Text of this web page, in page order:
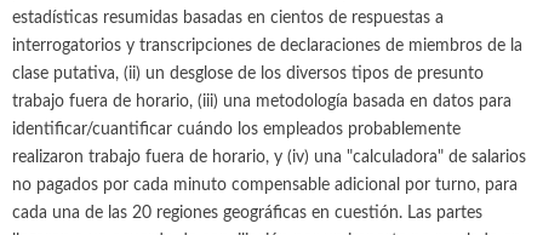
estadísticas resumidas basadas en cientos de respuestas a
interrogatorios y transcripciones de declaraciones de miembros de la
clase putativa, (ii) un desglose de los diversos tipos de presunto
trabajo fuera de horario, (iii) una metodología basada en datos para
identificar/cuantificar cuándo los empleados probablemente
realizaron trabajo fuera de horario, y (iv) una "calculadora" de salarios
no pagados por cada minuto compensable adicional por turno, para
cada una de las 20 regiones geográficas en cuestión. Las partes